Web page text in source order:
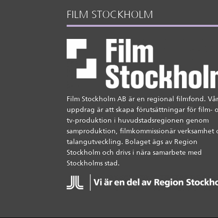
FILM STOCKHOLM
Film Stockholm AB är en regional filmfond.
uppdrag är att skapa förutsättningar för film-
tv-produktion i huvudstadsregionen genom
samproduktion, filmkommissionär verksamhet
talangutveckling. Bolaget ägs av Region
Stockholm och drivs i nära samarbete med
Stockholms stad.